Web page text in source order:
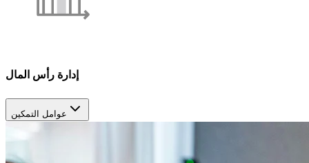
إدارة رأس المال
عوامل التمكين